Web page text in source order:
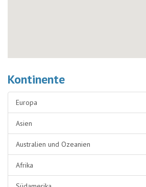
Kontinente
Europa
Asien
Australien und Ozeanien
Afrika